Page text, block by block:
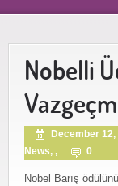
Nobelli
December 12,
News, , 0
Nobel Barış